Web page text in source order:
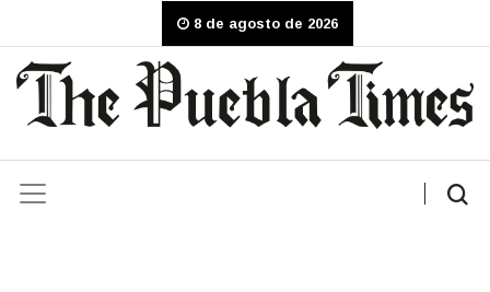
8 de agosto de 2026